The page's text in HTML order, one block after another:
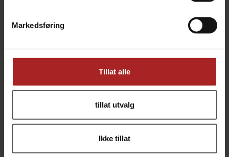
Markedsføring
Tillat alle
tillat utvalg
Ikke tillat
energikostnader.
med unike smaksforbindelser, noe som skaper lag med
kompleksitet. Når disse stammene jobber sammen i en
multi-strain blanding, resulterer det i en mer intrikat
smaksprofil med hint av tropisk frukt, sitrus og noen
Allsidig og robust (lav pitching): Multi-strain kveik
forblir stabil og effektiv selv ved lave pitch-rater